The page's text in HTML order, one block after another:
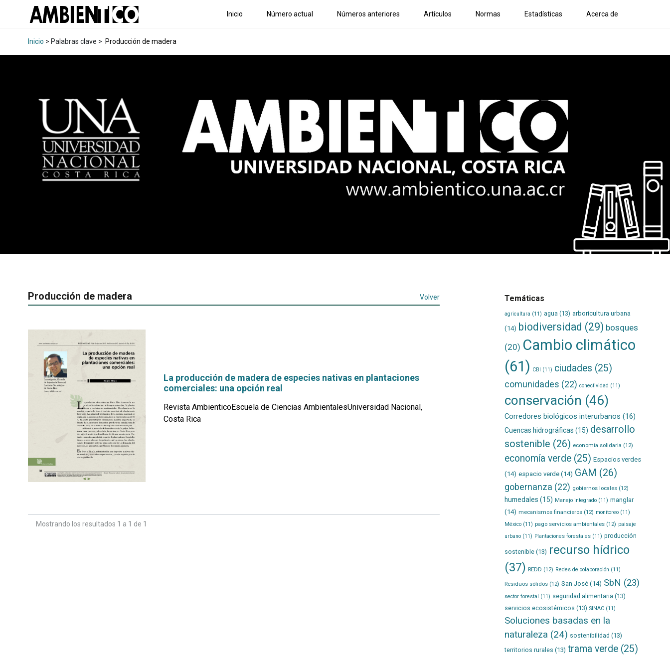
Inicio Número actual Números anteriores Artículos Normas Estadísticas Acerca de
Inicio > Palabras clave > Producción de madera
Producción de madera Volver
La producción de madera de especies nativas en plantaciones
comerciales: una opción real
Revista AmbienticoEscuela de Ciencias AmbientalesUniversidad Nacional,
Costa Rica
Mostrando los resultados 1 a 1 de 1
Temáticas
agricultura (11) agua (13) arboricultura urbana
(14) biodiversidad (29) bosques
(20) Cambio climático
(61) CBI (11) ciudades (25)
comunidades (22) conectividad (11)
conservación (46)
Corredores biológicos interurbanos (16)
Cuencas hidrográficas (15) desarrollo
sostenible (26) economía solidaria (12)
economía verde(25) Espacios verdes
(14) espacio verde(14) GAM (26)
gobernanza (22) gobiernos locales(12)
humedales (15) Manejo integrado(11) manglar
(14) mecanismos financieros(12) monitoreo(11)
México(11) pago servicios ambientales(12) paisaje
urbano(11) Plantaciones forestales(11) producción
sostenible(13) recurso hídrico
(37) REDD (12) Redes de colaboración (11)
Residuos sólidos(12) San José(14) SbN (23)
sector forestal (11) seguridad alimentaria (13)
servicios ecosistémicos (13) SINAC(11)
Soluciones basadas en la
naturaleza (24) sostenibilidad (13)
territorios rurales (13) trama verde(25)